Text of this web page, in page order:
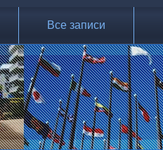
Все записи